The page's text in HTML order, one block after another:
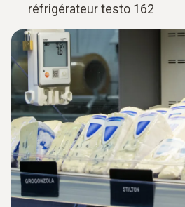
réfrigérateur testo 162